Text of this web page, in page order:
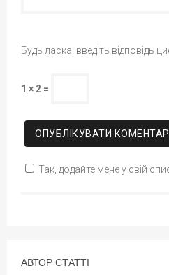
Будь ласка, введіть відповідь
1 × 2 =
Так, додайте мене у свій
АВТОР СТАТТІ